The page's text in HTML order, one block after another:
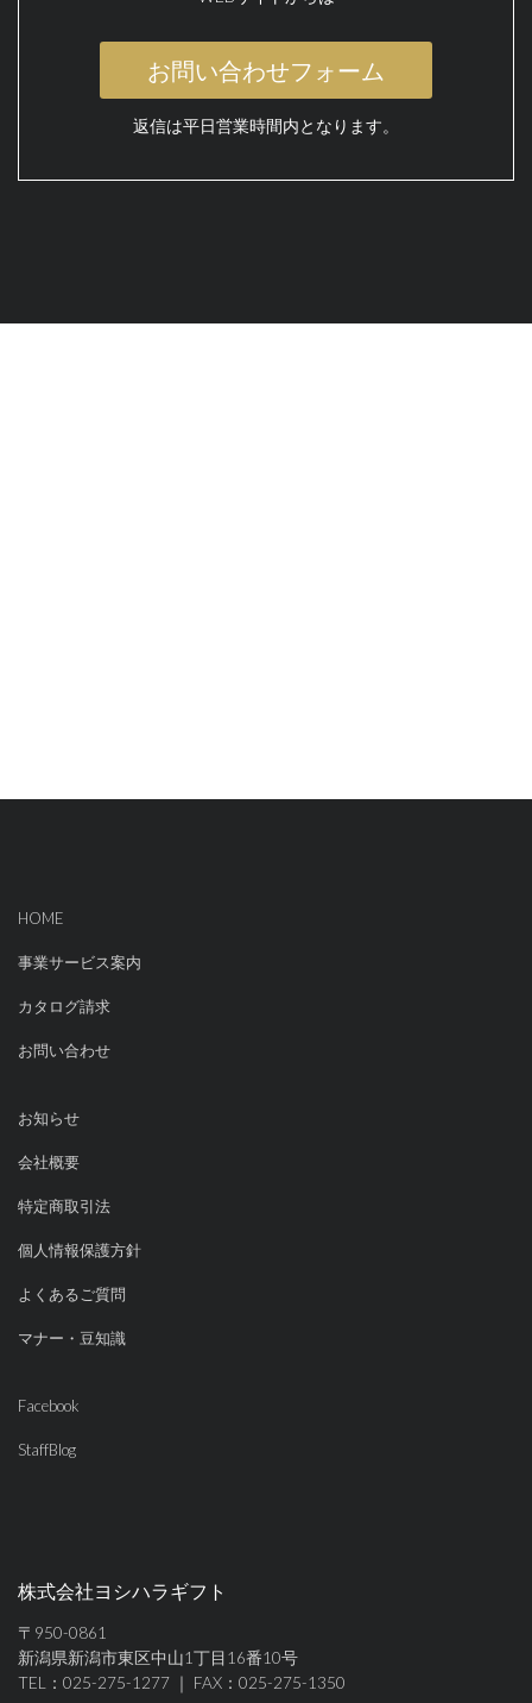
お問い合わせフォーム
返信は平日営業時間内となります。
HOME
事業サービス案内
カタログ請求
お問い合わせ
お知らせ
会社概要
特定商取引法
個人情報保護方針
よくあるご質問
マナー・豆知識
Facebook
StaffBlog
株式会社ヨシハラギフト
〒950-0861
新潟県新潟市東区中山1丁目16番10号
TEL：025-275-1277 ｜ FAX：025-275-1350